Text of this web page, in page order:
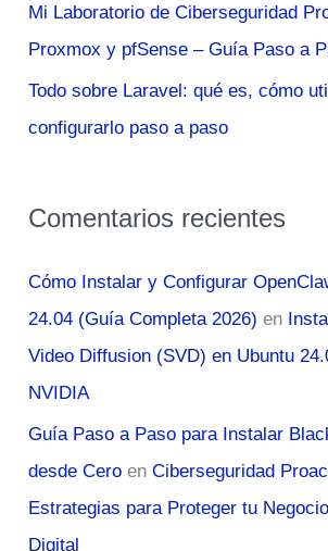
Mi Laboratorio de Ciberseguridad
Proxmox y pfSense – Guía Paso a
Todo sobre Laravel: qué es, cómo
configurarlo paso a paso
Comentarios recientes
Cómo Instalar y Configurar
24.04 (Guía Completa 2026) en
Video Diffusion (SVD) en Ubuntu
NVIDIA
Guía Paso a Paso para Instalar
desde Cero enCiberseguridad
Estrategias para Proteger tu
Digital